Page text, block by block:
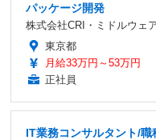
パッケージ開発
株式会社CRI・ミドルウェ
東京都
月給33万円～53万円
正社員
IT業務コンサルタント/